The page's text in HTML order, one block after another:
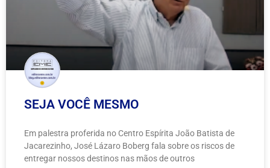
SEJA VOCÊ MESMO
Em palestra proferida no Centro Espírita João Batista de
Jacarezinho, José Lázaro Boberg fala sobre os riscos de
entregar nossos destinos nas mãos de outros